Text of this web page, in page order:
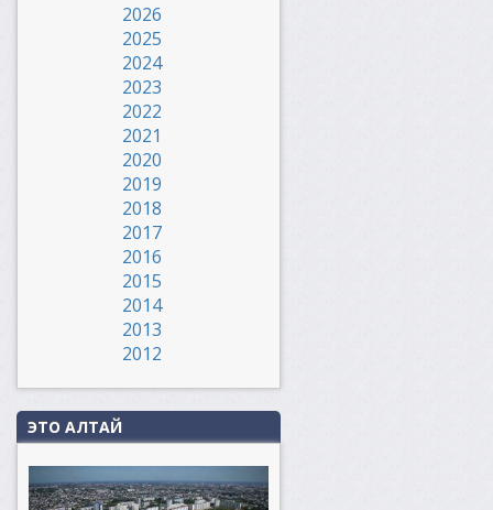
2026
2025
2024
2023
2022
2021
2020
2019
2018
2017
2016
2015
2014
2013
2012
ЭТО АЛТАЙ